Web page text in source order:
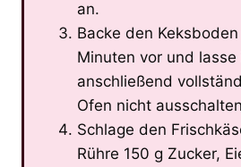
an.
Backe den
Minuten vor und lasse
anschließend
Ofen nicht
Schlage den
Rühre 150 g Zucker,